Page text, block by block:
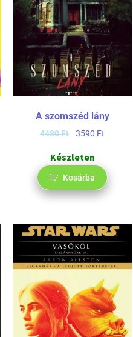
A szomszéd lány
4480Ft 3590 Ft
Készleten
Kosárba